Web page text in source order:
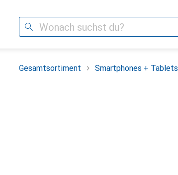
Suche
Gesamtsortiment Smartphones + Tablets